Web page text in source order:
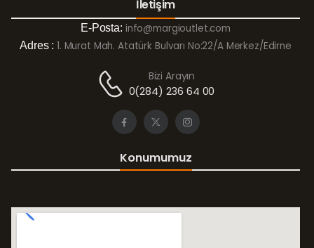
İletişim
E-Posta: info@margioutlet.com
Adres : 1. Murat Mah. Atatürk Bulvarı No:22/A Merkez/Edirne
Bizi Arayın
0(284) 236 64 00
Konumumuz